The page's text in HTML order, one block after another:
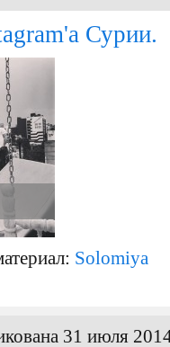
Сурии.
Solomiya
31 июля